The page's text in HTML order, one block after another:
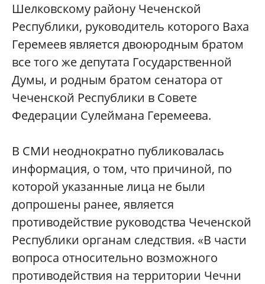
Шелковскому району Чеченской
Республики, руководитель которого Ваха
Геремеев является двоюродным братом
все того же депутата Государственной
Думы, и родным братом сенатора от
Чеченской Республики в Совете
Федерации Сулеймана Геремеева.
В СМИ неоднократно публиковалась
информация, о том, что причиной, по
которой указанные лица не были
допрошены ранее, является
противодействие руководства Чеченской
Республики органам следствия. «В части
вопроса относительно возможного
противодействия на территории Чечни